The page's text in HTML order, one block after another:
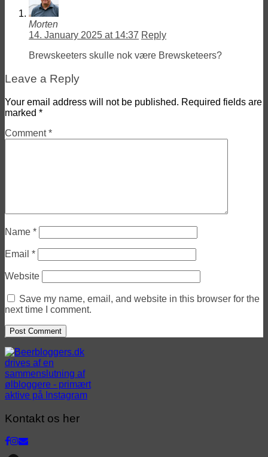
Morten
14. January 2025 at 14:37 Reply
Brewskeeters skulle nok være Brewsketeers?
Leave a Reply
Your email address will not be published. Required fields are
marked *
Comment*
Name *
Email *
Website
Save my name, email, and website in this browser for the
next time I comment.
Kontakt os her